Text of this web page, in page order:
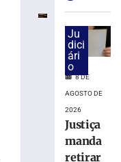
exige
bancárias
carro
apresentar
problemas
Ju
dici
ári
o
8 DE
AGOSTO DE
2026
Justiça
manda
retirar